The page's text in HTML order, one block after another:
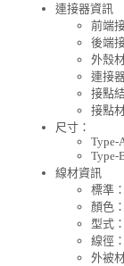
連接器資訊
前端
後端
外殼
連接
接點
接點
尺寸：
Type-
Type-
線材資訊
標準
顏色
型式
線徑
外被